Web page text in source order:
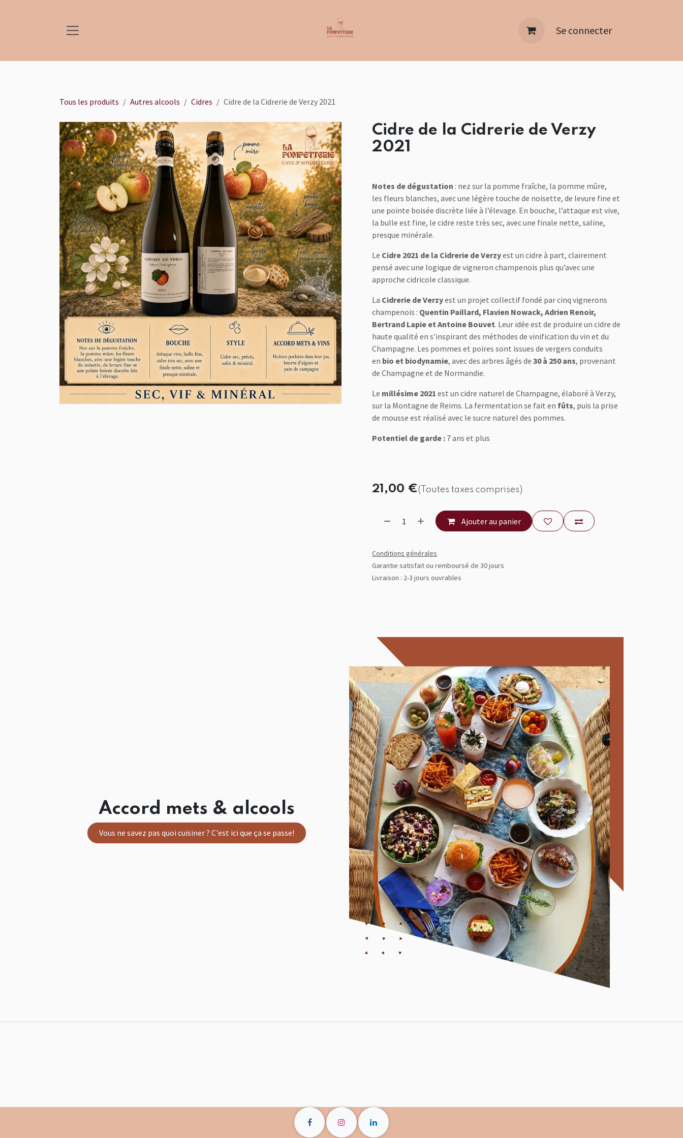
Se connecter
Tous les produits Autres alcools Cidres Cidre de la Cidrerie de Verzy 2021
Cidre de la Cidrerie de Verzy
2021
Notes de dégustation : nez sur la pomme fraîche, la pomme mûre,
les fleurs blanches, avec une légère touche de noisette, de levure fine et
une pointe boisée discrète liée à l’élevage. En bouche, l’attaque est vive,
la bulle est fine, le cidre reste très sec, avec une finale nette, saline,
presque minérale.
Le Cidre 2021 de la Cidrerie de Verzyest un cidre à part, clairement
pensé avec une logique de vigneron champenois plus qu’avec une
approche cidricole classique.
La Cidrerie de Verzyest un projet collectif fondé par cinq vignerons
champenois : Quentin Paillard, Flavien Nowack, Adrien Renoir,
Bertrand Lapie et Antoine Bouvet. Leur idée est de produire un cidre de
haute qualité en s’inspirant des méthodes de vinification du vin et du
Champagne. Les pommes et poires sont issues de vergers conduits
en bio et biodynamie, avec des arbres âgés de 30 à 250 ans, provenant
de Champagne et de Normandie.
Le millésime 2021 est un cidre naturel de Champagne, élaboré à Verzy,
sur la Montagne de Reims. La fermentation se fait en fûts, puis la prise
de mousse est réalisé avec le sucre naturel des pommes.
Potentiel de garde : 7 ans et plus
21,00 €(Toutes taxes comprises)
Ajouter au panier
Conditions générales
Garantie satisfait ou remboursé de 30 jours
Livraison : 2-3 jours ouvrables
Accord mets & alcools
Vous ne savez pas quoi cuisiner ? C'est ici que ça se passe!